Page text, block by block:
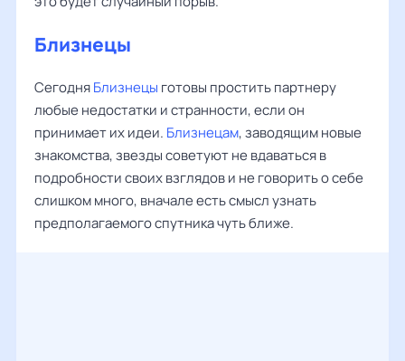
Близнецы
СегодняБлизнецы готовы простить партнеру
любые недостатки и странности, если он
принимает их идеи. Близнецам, заводящим новые
знакомства, звезды советуют не вдаваться в
подробности своих взглядов и не говорить о себе
слишком много, вначале есть смысл узнать
предполагаемого спутника чуть ближе.